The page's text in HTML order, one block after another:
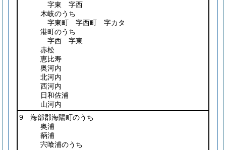
字東 字西
木岐のうち
字東町 字西町 字カタ
港町のうち
字西 字東
赤松
恵比寿
奥河内
北河内
西河内
日和佐浦
山河内
9 海部郡海陽町のうち
奥浦
鞆浦
宍喰浦のうち